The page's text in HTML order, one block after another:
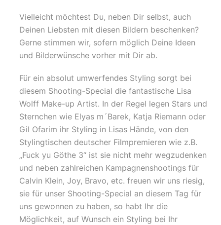
Vielleicht möchtest Du, neben Dir selbst, auch
Deinen Liebsten mit diesen Bildern beschenken?
Gerne stimmen wir, sofern möglich Deine Ideen
und Bilderwünsche vorher mit Dir ab.
Für ein absolut umwerfendes Styling sorgt bei
diesem Shooting-Special die fantastische Lisa
Wolff Make-up Artist. In der Regel legen Stars und
Sternchen wie Elyas m´Barek, Katja Riemann oder
Gil Ofarim ihr Styling in Lisas Hände, von den
Stylingtischen deutscher Filmpremieren wie z.B.
„Fuck yu Göthe 3“ ist sie nicht mehr wegzudenken
und neben zahlreichen Kampagnenshootings für
Calvin Klein, Joy, Bravo, etc. freuen wir uns riesig,
sie für unser Shooting-Special an diesem Tag für
uns gewonnen zu haben, so habt Ihr die
Möglichkeit, auf Wunsch ein Styling bei Ihr